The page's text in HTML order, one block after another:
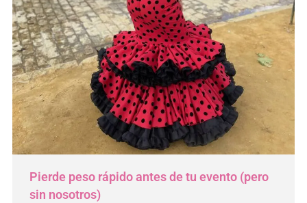
Pierde peso rápido antes de tu evento (pero
sin nosotros)